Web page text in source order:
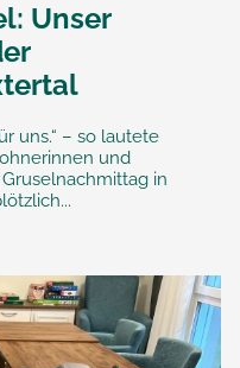
Unser
uns.“ – so lautete
und
in